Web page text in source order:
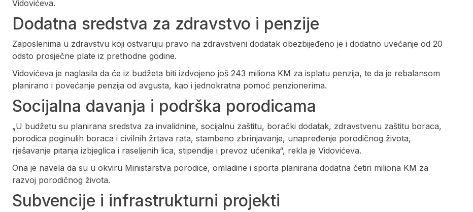
Vidovićeva.
Dodatna sredstva za zdravstvo i penzije
Zaposlenima u zdravstvu koji ostvaruju pravo na zdravstveni dodatak obezbijeđeno je i dodatno uvećanje od 20
odsto prosječne plate iz prethodne godine.
Vidovićeva je naglasila da će iz budžeta biti izdvojeno još 243 miliona KM za isplatu penzija, te da je rebalansom
planirano i povećanje penzija od avgusta, kao i jednokratna pomoć penzionerima.
Socijalna davanja i podrška porodicama
„U budžetu su planirana sredstva za invalidnine, socijalnu zaštitu, borački dodatak, zdravstvenu zaštitu boraca,
porodica poginulih boraca i civilnih žrtava rata, stambeno zbrinjavanje, unapređenje porodičnog života,
rješavanje pitanja izbjeglica i raseljenih lica, stipendije i prevoz učenika“, rekla je Vidovićeva.
Ona je navela da su u okviru Ministarstva porodice, omladine i sporta planirana dodatna četiri miliona KM za
razvoj porodičnog života.
Subvencije i infrastrukturni projekti